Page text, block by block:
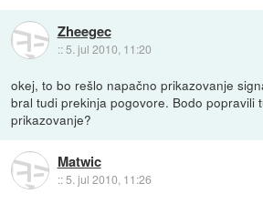
Zheegec
:: 5. jul 2010, 11:20
okej, to bo rešlo napačno prikazovanje
bral tudi prekinja pogovore. Bodo popravili
prikazovanje?
Matwic
::5. jul 2010, 11:26